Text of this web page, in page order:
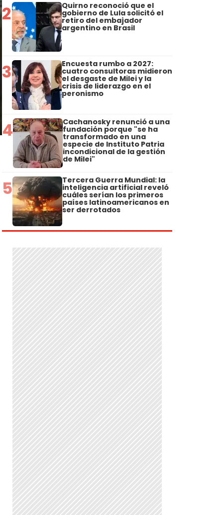
2 Quirno reconoció que el
gobierno de Lula solicitó el
retiro del embajador
argentino en Brasil
3 Encuesta rumbo a 2027:
cuatro consultoras midieron
el desgaste de Milei y la
crisis de liderazgo en el
peronismo
4 Cachanosky renunció a una
fundación porque "se ha
transformado en una
especie de Instituto Patria
incondicional de la gestión
de Milei"
5 Tercera Guerra Mundial: la
inteligencia artificial reveló
cuáles serían los primeros
países latinoamericanos en
ser derrotados